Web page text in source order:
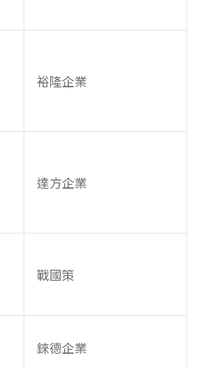
裕隆企業
達方企業
戰國策
錸德企業